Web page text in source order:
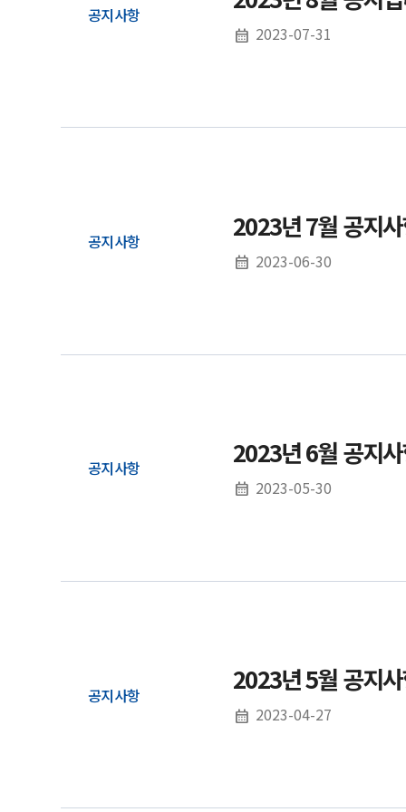
공지사항
2023-07-31
공지사항 2023년 7월 공지
2023-06-30
공지사항 2023년 6월 공지
2023-05-30
공지사항 2023년 5월 공지
2023-04-27